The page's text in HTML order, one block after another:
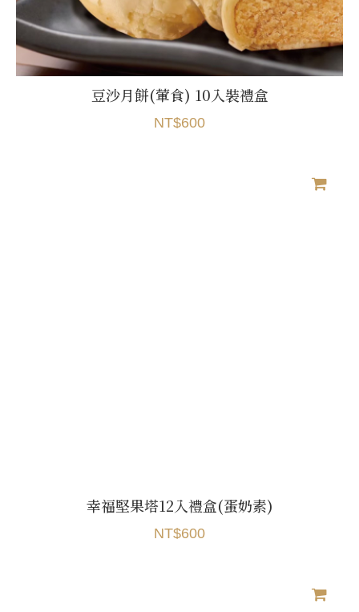
豆沙月餅(葷食) 10入裝禮盒
NT$600
幸福堅果塔12入禮盒(蛋奶素)
NT$600